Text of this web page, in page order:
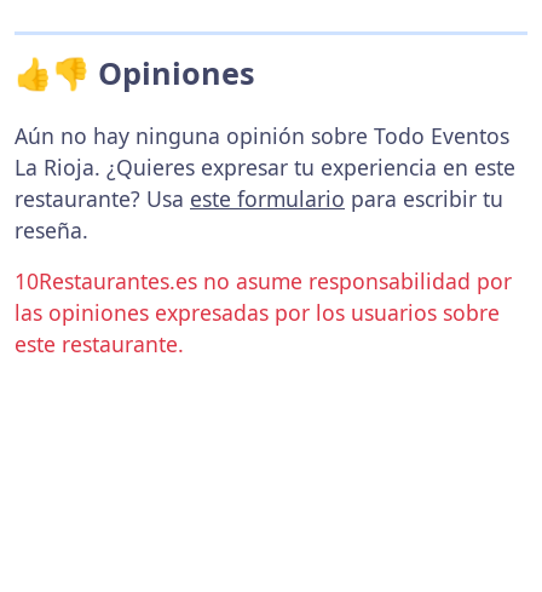
👍👎 Opiniones
Aún no hay ninguna opinión sobre Todo Eventos
La Rioja. ¿Quieres expresar tu experiencia en este
restaurante? Usa este formulario para escribir tu
reseña.
10Restaurantes.es no asume responsabilidad por
las opiniones expresadas por los usuarios sobre
este restaurante.